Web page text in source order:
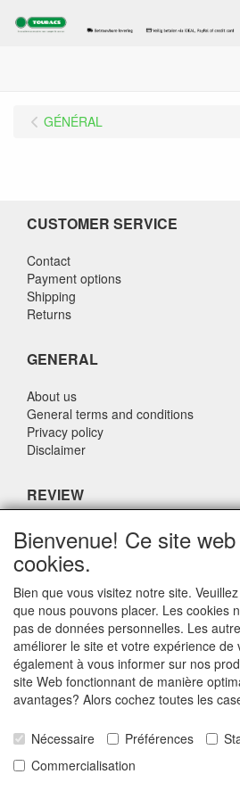
GÉNÉRAL
CUSTOMER SERVICE
Contact
Payment options
Shipping
Returns
GENERAL
About us
General terms and conditions
Privacy policy
Disclaimer
REVIEW
What do others say about us?
Customers rate our service, price
score of 9.4 (Q1 Quality Report 2024)
CONTACT DETAILS
Adriaen Banckertstraat 6
3115 JE SCHIEDAM
The Netherlands
Telefoon: +31 85 - 0824330
Bienvenue! Ce site
cookies.
Bien que vous visitez notre site.
que nous pouvons placer. Les cookies
pas de données personnelles. Les
améliorer le site et votre expérience de
également à vous informer sur nos
site Web fonctionnant de manière
avantages? Alors cochez toutes les
Nécessaire Préférences
Commercialisation